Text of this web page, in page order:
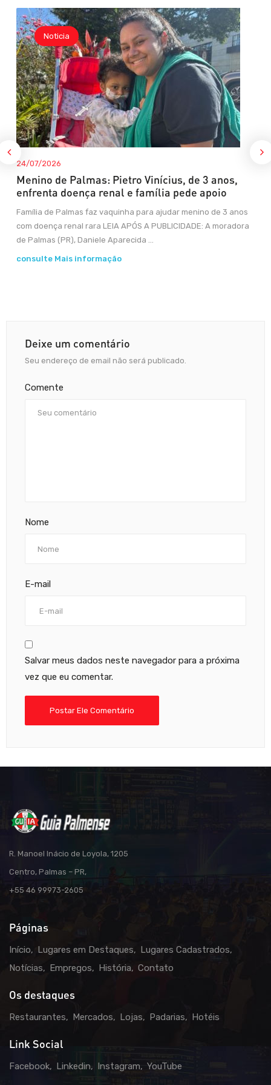
Noticia
24/07/2026
Menino de Palmas: Pietro Vinícius, de 3 anos,
enfrenta doença renal e família pede apoio
Família de Palmas faz vaquinha para ajudar menino de 3 anos
com doença renal rara LEIA APÓS A PUBLICIDADE: A moradora
de Palmas (PR), Daniele Aparecida ...
consulte Mais informação
Deixe um comentário
Seu endereço de email não será publicado.
Comente
Nome
E-mail
Salvar meus dados neste navegador para a próxima
vez que eu comentar.
R. Manoel Inácio de Loyola, 1205
Centro, Palmas – PR,
+55 46 99973-2605
Páginas
Início Lugares em Destaques
Lugares Cadastrados
Notícias
Empregos História Contato
Os destaques
Restaurantes Mercados Lojas Padarias Hotéis
Link Social
Facebook Linkedin Instagram YouTube